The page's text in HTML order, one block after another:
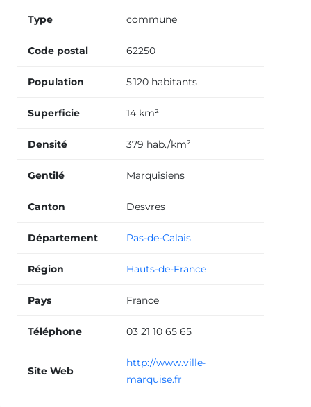
Type commune
Code postal 62250
Population 5 120 habitants
Superficie 14 km²
Densité 379 hab./km²
Gentilé Marquisiens
Canton Desvres
Département Pas-de-Calais
Région Hauts-de-France
Pays France
Téléphone 03 21 10 65 65
Site Web
http://www.ville-
marquise.fr